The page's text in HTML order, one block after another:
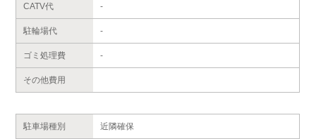
CATV代 -
駐輪場代 -
ゴミ処理費 -
その他費用
駐車場種別 近隣確保